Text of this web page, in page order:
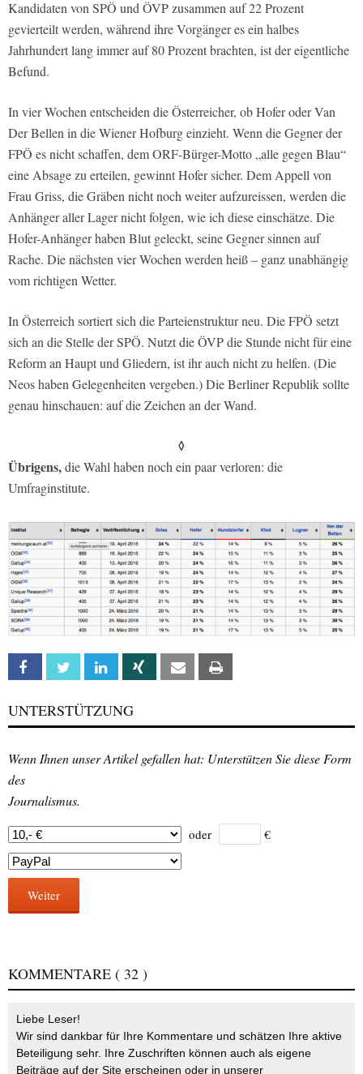
Kandidaten von SPÖ und ÖVP zusammen auf 22 Prozent
gevierteilt werden, während ihre Vorgänger es ein halbes
Jahrhundert lang immer auf 80 Prozent brachten, ist der eigentliche
Befund.
In vier Wochen entscheiden die Österreicher, ob Hofer oder Van
Der Bellen in die Wiener Hofburg einzieht. Wenn die Gegner der
FPÖ es nicht schaffen, dem ORF-Bürger-Motto „alle gegen Blau“
eine Absage zu erteilen, gewinnt Hofer sicher. Dem Appell von
Frau Griss, die Gräben nicht noch weiter aufzureissen, werden die
Anhänger aller Lager nicht folgen, wie ich diese einschätze. Die
Hofer-Anhänger haben Blut geleckt, seine Gegner sinnen auf
Rache. Die nächsten vier Wochen werden heiß – ganz unabhängig
vom richtigen Wetter.
In Österreich sortiert sich die Parteienstruktur neu. Die FPÖ setzt
sich an die Stelle der SPÖ. Nutzt die ÖVP die Stunde nicht für eine
Reform an Haupt und Gliedern, ist ihr auch nicht zu helfen. (Die
Neos haben Gelegenheiten vergeben.) Die Berliner Republik sollte
genau hinschauen: auf die Zeichen an der Wand.
◊
Übrigens,die Wahl haben noch ein paar verloren: die
Umfraginstitute.
Facebook Twitter Linkedin Xing Email
UNTERSTÜTZUNG
Wenn Ihnen unser Artikel gefallen hat: Unterstützen Sie diese Form
des
Journalismus.
oder €
Weiter
KOMMENTARE ( 32 )
Liebe Leser!
Wir sind dankbar für Ihre Kommentare und schätzen Ihre aktive
Beteiligung sehr. Ihre Zuschriften können auch als eigene
Beiträge auf der Site erscheinen oder in unserer